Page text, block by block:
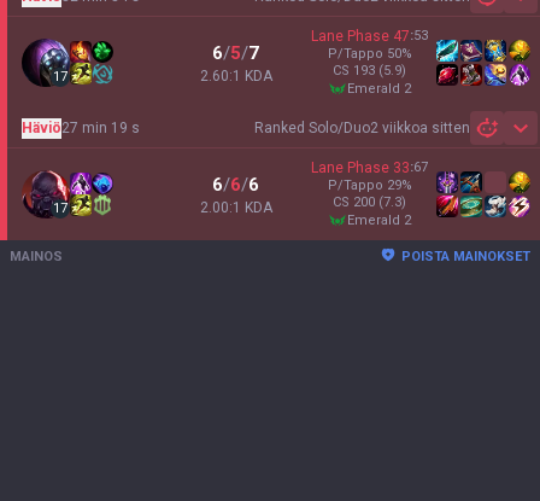
17
6/5/7
2.60:1 KDA
Lane Phase 47:53
P/Tappo 50%
CS 193 (5.9)
emerald 2
Ranked Solo/Duo2 viikkoa sitten
Häviö27 min 19 s
17
6/6/6
2.00:1 KDA
Lane Phase 33:67
P/Tappo 29%
CS 200 (7.3)
emerald 2
MAINOS POISTA MAINOKSET